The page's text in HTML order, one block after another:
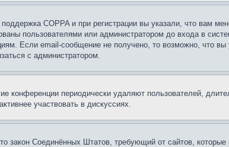
COPPA и при регистрации вы указали, что вам
пользователями или администратором до входа в
Если email-сообщение не получено, то возможно, что вы
с администратором.
конференции периодически удаляют пользователей,
участвовать в дискуссиях.
закон Соединённых Штатов, требующий от сайтов,